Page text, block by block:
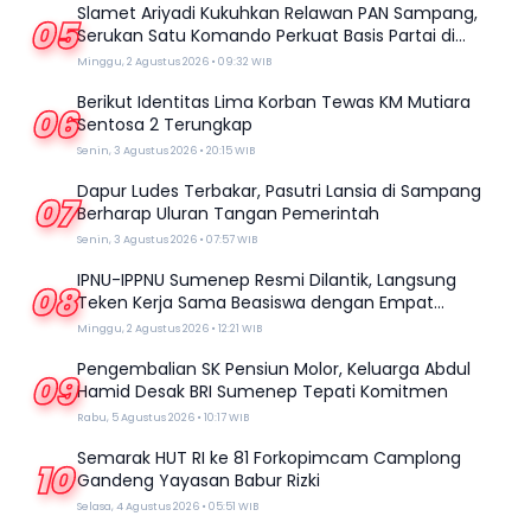
05Slamet Ariyadi Kukuhkan Relawan PAN Sampang,
Serukan Satu Komando Perkuat Basis Partai di
Madura
Minggu, 2 Agustus 2026 • 09:32 WIB
06Berikut Identitas Lima Korban Tewas KM Mutiara
Sentosa 2 Terungkap
Senin, 3 Agustus 2026 • 20:15 WIB
07Dapur Ludes Terbakar, Pasutri Lansia di Sampang
Berharap Uluran Tangan Pemerintah
Senin, 3 Agustus 2026 • 07:57 WIB
08IPNU-IPPNU Sumenep Resmi Dilantik, Langsung
Teken Kerja Sama Beasiswa dengan Empat
Kampus
Minggu, 2 Agustus 2026 • 12:21 WIB
09Pengembalian SK Pensiun Molor, Keluarga Abdul
Hamid Desak BRI Sumenep Tepati Komitmen
Rabu, 5 Agustus 2026 • 10:17 WIB
10 Semarak HUT RI ke 81 Forkopimcam Camplong
Gandeng Yayasan Babur Rizki
Selasa, 4 Agustus 2026 • 05:51 WIB